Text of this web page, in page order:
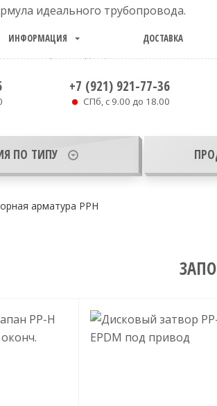
ИНФОРМАЦИЯ ДОСТАВКА
+7 (921) 921-77-36
СПб, с 9.00 до 18.00
ПО ТИПУ
арматура PPH